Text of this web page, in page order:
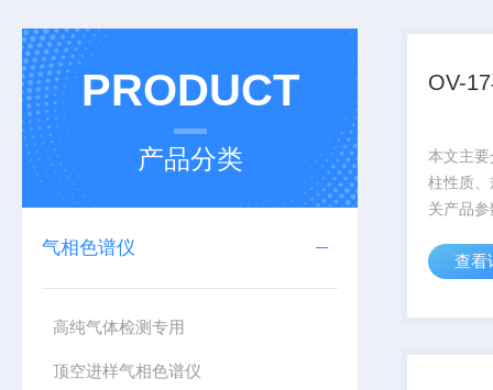
PRODUCT
产品分类
气相色谱仪
高纯气体检测专用
顶空进样气相色谱仪
OV-
本文主
柱性质
关产品
柱、不
国产色
查看